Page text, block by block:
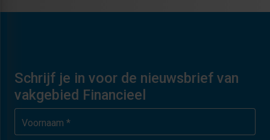
Schrijf je in voor de nieuwsbrief van
vakgebied Financieel
Voornaam *